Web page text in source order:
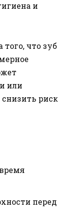
и
того, что зуб
или
риск
перед